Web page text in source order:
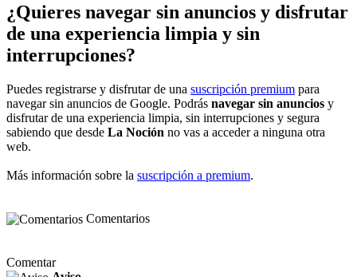
¿Quieres navegar sin anuncios y disfrutar
de una experiencia limpia y sin
interrupciones?
Puedes registrarse y disfrutar de una suscripción premium para
navegar sin anuncios de Google. Podrás navegar sin anuncios y
disfrutar de una experiencia limpia, sin interrupciones y segura
sabiendo que desde La Noción no vas a acceder a ninguna otra
web.
Más información sobre la suscripción a premium.
Comentarios
Comentar